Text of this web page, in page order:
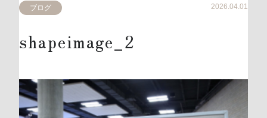
ブログ 2026.04.01
shapeimage_2